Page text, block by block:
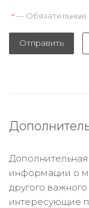
* — Обязательные
Отправить
информации о
другого
интересующие